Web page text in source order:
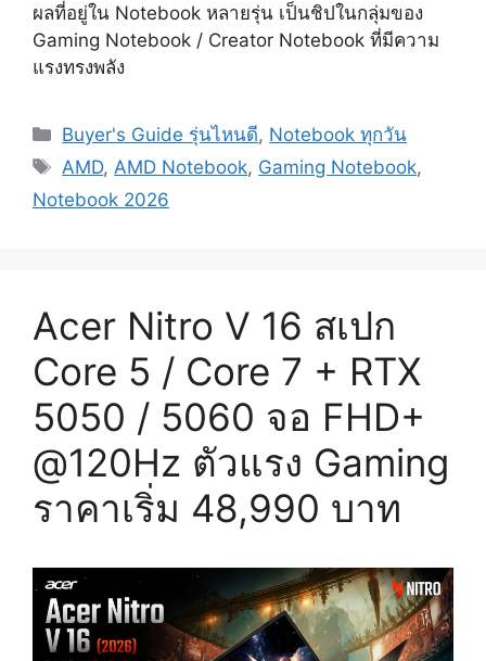
ผลที่อยู่ใน Notebook หลายรุ่น เป็นชิปในกลุ่มของ
Gaming Notebook / Creator Notebook ที่มีความ
แรงทรงพลัง
Categories
Buyer's Guide รุ่นไหนดี, Notebook ทุกวัน
Tags
AMD, AMD Notebook, Gaming Notebook,
Notebook 2026
Acer Nitro V 16 สเปก
Core 5 / Core 7 + RTX
5050 / 5060 จอ FHD+
@120Hz ตัวแรง Gaming
ราคาเริ่ม 48,990 บาท